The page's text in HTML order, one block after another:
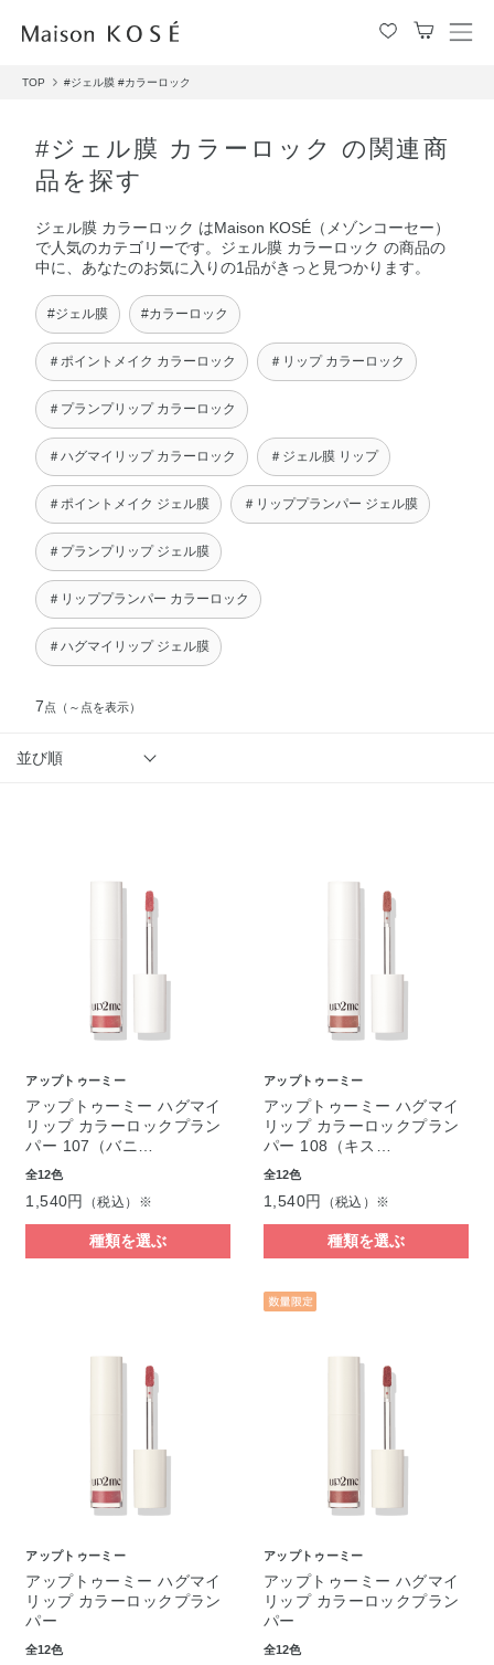
メ
TOP #ジェル膜 #カラーロック
#ジェル膜 カラーロック の関連商
品を探す
ジェル膜 カラーロック はMaison KOSÉ（メゾンコーセー）
で人気のカテゴリーです。ジェル膜 カラーロック の商品の
中に、あなたのお気に入りの1品がきっと見つかります。
#ジェル膜 #カラーロック
＃ポイントメイク カラーロック ＃リップ カラーロック
＃プランプリップ カラーロック
＃ハグマイリップ カラーロック ＃ジェル膜 リップ
＃ポイントメイク ジェル膜 ＃リッププランパー ジェル膜
＃プランプリップ ジェル膜
＃リッププランパー カラーロック
＃ハグマイリップ ジェル膜
7点 （～点を表示）
並び順
アップトゥーミー
アップトゥーミー ハグマイ
リップ カラーロックプラン
パー 107（バニ…
全12色
1,540円 （税込）※
種類を選ぶ
アップトゥーミー
アップトゥーミー ハグマイ
リップ カラーロックプラン
パー 108（キス…
全12色
1,540円 （税込）※
種類を選ぶ
アップトゥーミー
アップトゥーミー ハグマイ
リップ カラーロックプラン
パー
全12色
アップトゥーミー
アップトゥーミー ハグマイ
リップ カラーロックプラン
パー
全12色